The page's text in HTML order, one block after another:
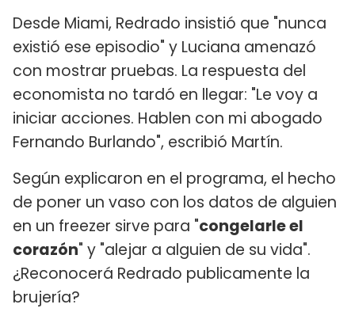
Desde Miami, Redrado insistió que "nunca
existió ese episodio" y Luciana amenazó
con mostrar pruebas. La respuesta del
economista no tardó en llegar: "Le voy a
iniciar acciones. Hablen con mi abogado
Fernando Burlando", escribió Martín.
Según explicaron en el programa, el hecho
de poner un vaso con los datos de alguien
en un freezer sirve para "congelarle el
corazón" y "alejar a alguien de su vida".
¿Reconocerá Redrado publicamente la
brujería?